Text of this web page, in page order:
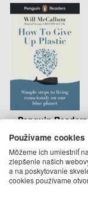
Penguin
Will McCallum
8.95 €
Používame cookies
Môžeme ich umiestniť
zlepšenie našich
a na poskytovanie
cookies používame